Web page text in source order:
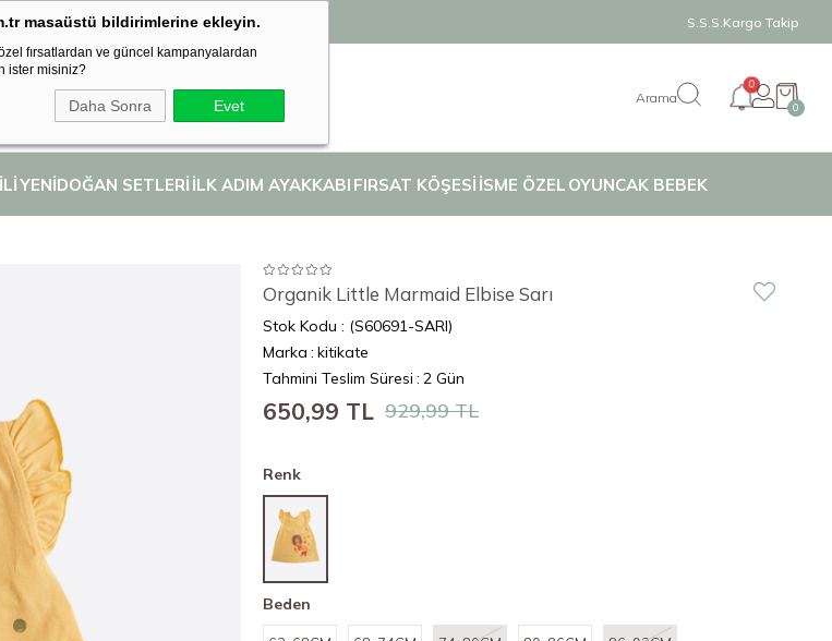
masaüstü bildirimlerine ekleyin.
fırsatlardan ve güncel kampanyalardan
ister misiniz?
Daha Sonra Evet
Ayakkabılarında 2. Ürüne %50 İndirim! 👣 S.S.S. Kargo Takip
0
0
YENİDOĞAN SETLERİ İLK ADIM AYAKKABI FIRSAT KÖŞESİ İSME ÖZEL OYUNCAK BEBEK
Organik Little Marmaid Elbise Sarı
Stok Kodu
(S60691-SARI)
Marka : kitikate
Tahmini Teslim Süresi : 2 Gün
929,99 TL
650,99 TL
Renk
Beden